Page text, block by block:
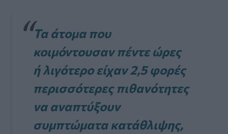
Τα άτομα που
κοιμόντουσαν πέντε ώρες
ή λιγότερο είχαν 2,5 φορές
περισσότερες πιθανότητες
να αναπτύξουν
συμπτώματα κατάθλιψης,